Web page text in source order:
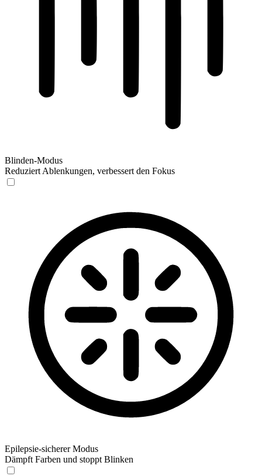
Blinden-Modus
Reduziert Ablenkungen, verbessert den Fokus
Epilepsie-sicherer Modus
Dämpft Farben und stoppt Blinken